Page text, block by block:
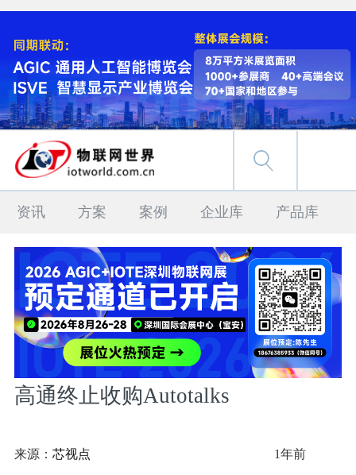
资讯 方案 案例 企业库 产品库
高通终止收购Autotalks
来源： 芯视点 1年前